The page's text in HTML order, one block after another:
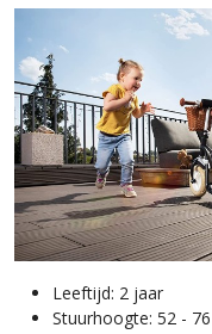
Leeftijd: 2 jaar
Stuurhoogte: 52 -